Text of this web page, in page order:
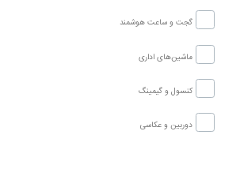
گجت و ساعت هوشمند
ماشین‌های اداری
کنسول و گیمینگ
دوربین و عکاسی